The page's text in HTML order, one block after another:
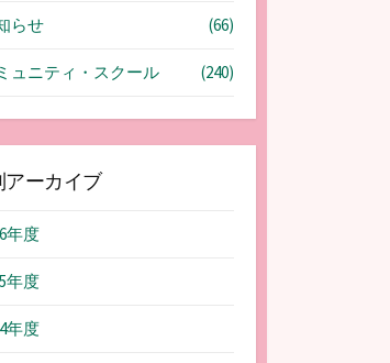
らせ (66)
ュニティ・スクール (240)
アーカイブ
年度
年度
年度